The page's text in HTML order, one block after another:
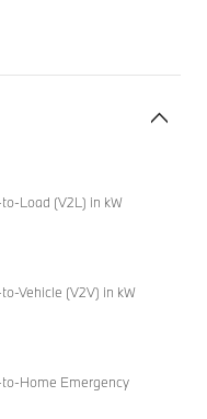
Load (V2L) in kW
Vehicle (V2V) in kW
Home Emergency